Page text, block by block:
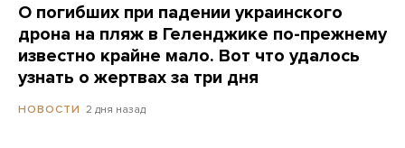
О погибших при падении украинского
дрона на пляж в Геленджике по-прежнему
известно крайне мало. Вот что удалось
узнать о жертвах за три дня
НОВОСТИ 2 дня назад